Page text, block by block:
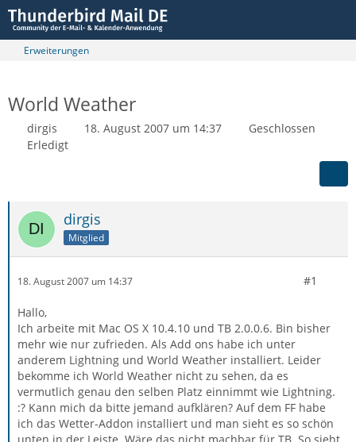
Erweiterungen
World Weather
dirgis 18. August 2007 um 14:37
Geschlossen
Erledigt
dirgis
Mitglied
18. August 2007 um 14:37 #1
Hallo,
Ich arbeite mit Mac OS X 10.4.10 und TB 2.0.0.6. Bin bisher
mehr wie nur zufrieden. Als Add ons habe ich unter
anderem Lightning und World Weather installiert. Leider
bekomme ich World Weather nicht zu sehen, da es
vermutlich genau den selben Platz einnimmt wie Lightning.
:? Kann mich da bitte jemand aufklären? Auf dem FF habe
ich das Wetter-Addon installiert und man sieht es so schön